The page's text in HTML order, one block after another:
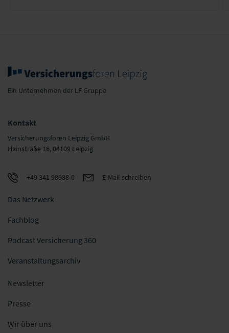
Ein Unternehmen der LF Gruppe
Kontakt
Versicherungsforen Leipzig GmbH
Hainstraße 16, 04109 Leipzig
+49 341 98988-0 E-Mail schreiben
Das Netzwerk
Fachblog
Podcast Versicherung 360
Veranstaltungsarchiv
Newsletter
Presse
Wir über uns